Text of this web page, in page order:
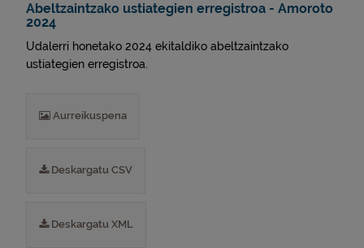
Abeltzaintzako ustiategien erregistroa - Amoroto
2024
Udalerri honetako 2024 ekitaldiko abeltzaintzako
ustiategien erregistroa.
Aurreikuspena
Deskargatu CSV
Deskargatu XML